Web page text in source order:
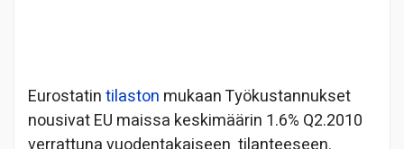
Eurostatintilaston mukaan Työkustannukset
nousivat EU maissa keskimäärin 1.6% Q2.2010